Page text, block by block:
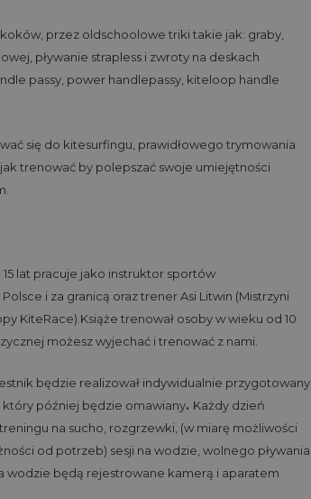
przez oldschoolowe triki takie jak: graby,
pływanie strapless i zwroty na deskach
passy, power handlepassy, kiteloop handle
się do kitesurfingu, prawidłowego trymowania
trenować by polepszać swoje umiejętności
lat pracuje jako instruktor sportów
i za granicą oraz trener Asi Litwin (Mistrzyni
KiteRace).Książe trenował osoby w wieku od 10
możesz wyjechać i trenować z nami.
będzie realizował indywidualnie przygotowany
później będzie omawiany. Każdy dzień
na sucho, rozgrzewki, (w miarę możliwości
od potrzeb) sesji na wodzie, wolnego pływania
wodzie będą rejestrowane kamerą i aparatem